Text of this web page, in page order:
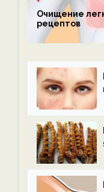
Очищение
рецептов